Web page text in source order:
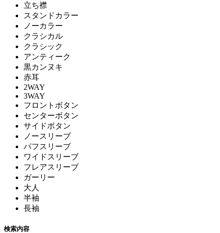
立ち襟
スタンドカラー
ノーカラー
クラシカル
クラシック
アンティーク
黒カンヌキ
赤耳
2WAY
3WAY
フロントボタン
センターボタン
サイドボタン
ノースリーブ
パフスリーブ
ワイドスリーブ
フレアスリーブ
ガーリー
大人
半袖
長袖
検索内容